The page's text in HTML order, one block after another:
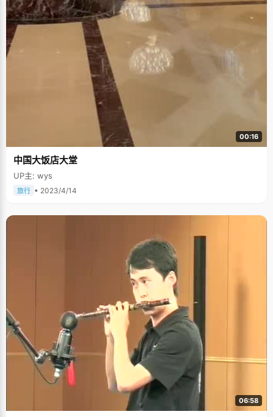
00:16
中国大饭店大堂
UP主: wys
旅行 • 2023/4/14
06:58